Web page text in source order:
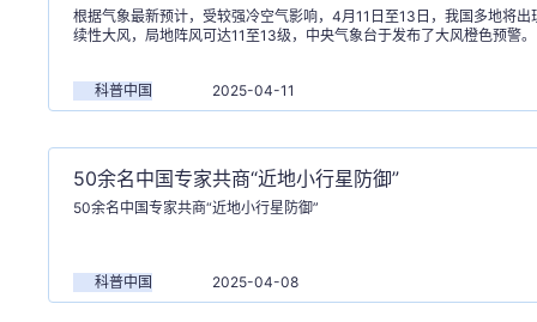
根据气象最新预计，受较强冷空气影响，4月11日至13日，我国多地将出
续性大风，局地阵风可达11至13级，中央气象台于发布了大风橙色预警。
科普中国 2025-04-11
50余名中国专家共商“近地小行星防御”
50余名中国专家共商“近地小行星防御”
科普中国 2025-04-08